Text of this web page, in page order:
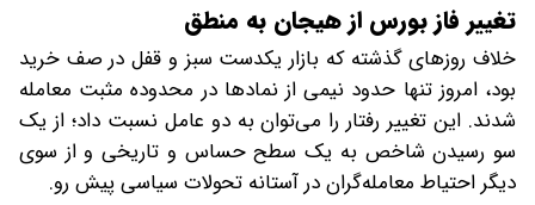
تغییر فاز بورس از هیجان به منطق
خلاف روزهای گذشته که بازار یکدست سبز و قفل در صف خرید
بود، امروز تنها حدود نیمی از نمادها در محدوده مثبت معامله
شدند. این تغییر رفتار را می‌توان به دو عامل نسبت داد؛ از یک
سو رسیدن شاخص به یک سطح حساس و تاریخی و از سوی
دیگر احتیاط معامله‌گران در آستانه تحولات سیاسی پیش ‌رو.